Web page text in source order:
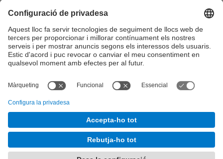
Consell de Govern
Comissions del Consell de Govern
Consell Acadèmic
Claustre Universitari
Consell Social
© UPC
Desenvolupat amb